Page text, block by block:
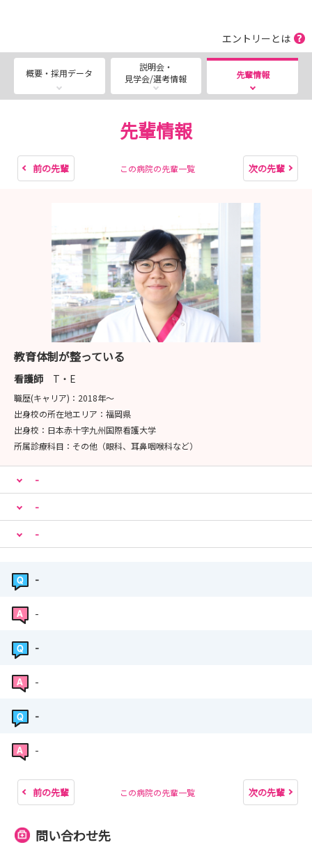
当法人は地域の急性期（救急）病院から紹介いただいた患
者さんに、回復期から生活期のリハビリテーションを病
院・老健・在宅と広範囲の分野で総合的なリハビリテーシ
業所・行政とも綿密な連携をとり、ひとりの患者さんを地
域全体で支えています
【法人紹介】
早期自立・安定した在宅生活へ向けて生活期までの
総合的リハビリテーションを提供
・介護老人保健施設 伸寿苑（120床）
在宅復帰の可能性を追求して生活期を支えるリハビ
リテーション施設
・共和会地域リハビリテーションセンター
より安心により生き生きとした生活を目指し、在宅
ケアサービスを越えた地域リハ活動の拠点
エントリーとは
概要・採用データ
説明会・
見学会/選考情報
先輩情報
先輩情報
前の先輩 この病院の先輩一覧 次の先輩
教育体制が整っている
看護師 T・E
職歴(キャリア)： 2018年〜
出身校の所在地エリア： 福岡県
出身校： 日本赤十字九州国際看護大学
所属診療科目： その他（眼科、耳鼻咽喉科など）
-
-
-
-
-
-
-
-
-
前の先輩 この病院の先輩一覧 次の先輩
問い合わせ先